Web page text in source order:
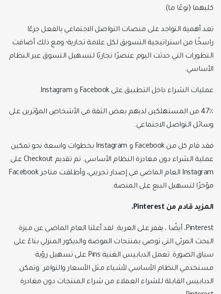
كليهما (نوعًا ما).
تعد أهمية التواجد على منصات التواصل الاجتماعي بالفعل جزءًا
راسخًا من استراتيجية التسويق لكل علامة تجارية؛ ومع ذلك أضافت
التطورات التي حدثت اليوم عنصرًا تجاريًا لتسهيل التسوق عبر النظام
الأساسي.
عمليات الشراء داخل التطبيق على Facebook و Instagram.
47٪ من المستهلكين لديهم بعض الثقة في الأشخاص المؤثرين على
وسائل التواصل الاجتماعي.
فقد قام كل من Facebook و Instagram بخطوات واسعة نحو تمكين
عملية الشراء دون مغادرة النظام الأساسي. تم تقديم Checkout على
Instagram العام الماضي في إصدار تجريبي، وأطلقت متاجر Facebook
مؤخرًا لتسهيل البيع على المنصة.
المزيد قادم من Pinterest
.
Pinterest، أيضًا ، يقفز على العربة. لقد أعلنا العام الماضي عن ميزة
البحث المرئي التي توصي بمنتجات الموضة والديكور المنزلي بناءً على
سياق الصورة. تعمل الدبابيس الغنية Pins على تسهيل رؤية
مستخدمي النظام الأساسي لأشياء مثل الأسعار والتوافر. وتمكن
الدبابيس القابلة للشراء العملاء من شراء المنتجات دون مغادرة